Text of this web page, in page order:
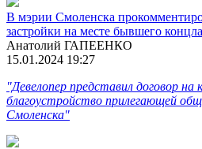
В мэрии Смоленска
застройки на месте бывшего
Анатолий ГАПЕЕНКО
15.01.2024 19:27
"Девелопер представил договор на
благоустройство прилегающей
Смоленска"